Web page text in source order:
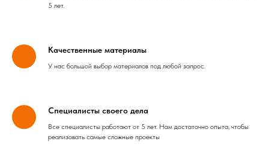
5 лет.
Качественные материалы
У нас большой выбор материалов под любой запрос.
Специалисты своего дела
Все специалисты работают от 5 лет. Нам достаточно опыта, чтобы
реализовать самые сложные проекты